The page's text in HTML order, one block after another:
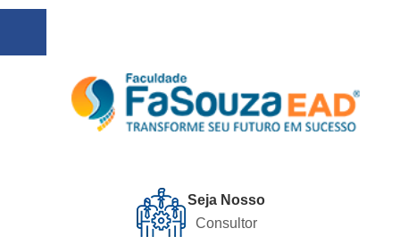
Seja Nosso
Consultor